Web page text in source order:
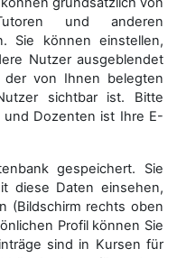
und anderen
Sie können einstellen,
Nutzer ausgeblendet
von Ihnen belegten
sichtbar ist. Bitte
Dozenten ist Ihre E-
gespeichert. Sie
diese Daten einsehen,
(Bildschirm rechts oben
Profil können Sie
sind in Kursen für